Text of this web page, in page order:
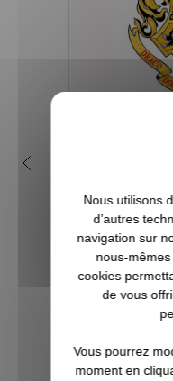
Quelles
dans la
plus encore
le
culture
tous et
attendu,
Nous utilisons
d’autres
navigation sur
nous-
cookies
de vous
Vous pourrez
moment en